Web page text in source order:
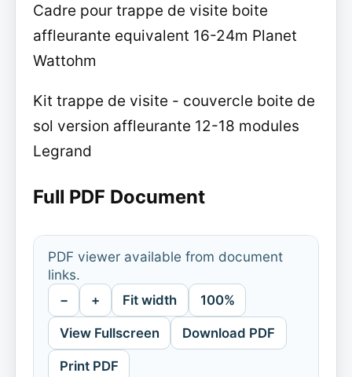
Cadre pour trappe de visite boite
affleurante equivalent 16-24m Planet
Wattohm
Kit trappe de visite - couvercle boite de
sol version affleurante 12-18 modules
Legrand
Full PDF Document
PDF viewer available from document
links.
− + Fit width 100%
View Fullscreen Download PDF
Print PDF